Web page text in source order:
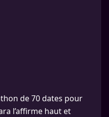
de 70 dates pour
l’affirme haut et